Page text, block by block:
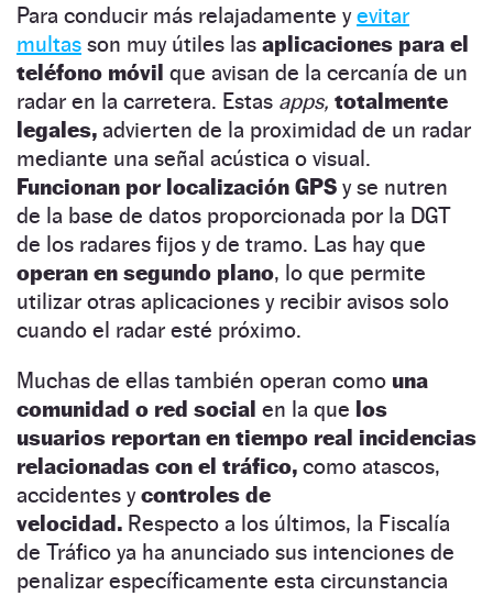
Para conducir más relajadamente yevitar
multas son muy útiles las aplicaciones para el
teléfono móvil que avisan de la cercanía de un
radar en la carretera. Estas apps, totalmente
legales, advierten de la proximidad de un radar
mediante una señal acústica o visual.
Funcionan por localización GPS y se nutren
de la base de datos proporcionada por la DGT
de los radares fijos y de tramo. Las hay que
operan en segundo plano, lo que permite
utilizar otras aplicaciones y recibir avisos solo
cuando el radar esté próximo.
Muchas de ellas también operan como una
comunidad o red social en la que los
usuarios reportan en tiempo real incidencias
relacionadas con el tráfico, como atascos,
accidentes ycontroles de
velocidad. Respecto a los últimos, la Fiscalía
de Tráfico ya ha anunciado sus intenciones de
penalizar específicamente esta circunstancia